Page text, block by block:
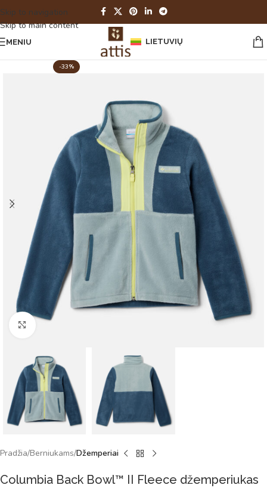
Skip to navigation
Skip to main content
MENIU LIETUVIŲ
-33%
Pradžia Berniukams Džemperiai
Columbia Back Bowl™ II Fleece džemperiukas